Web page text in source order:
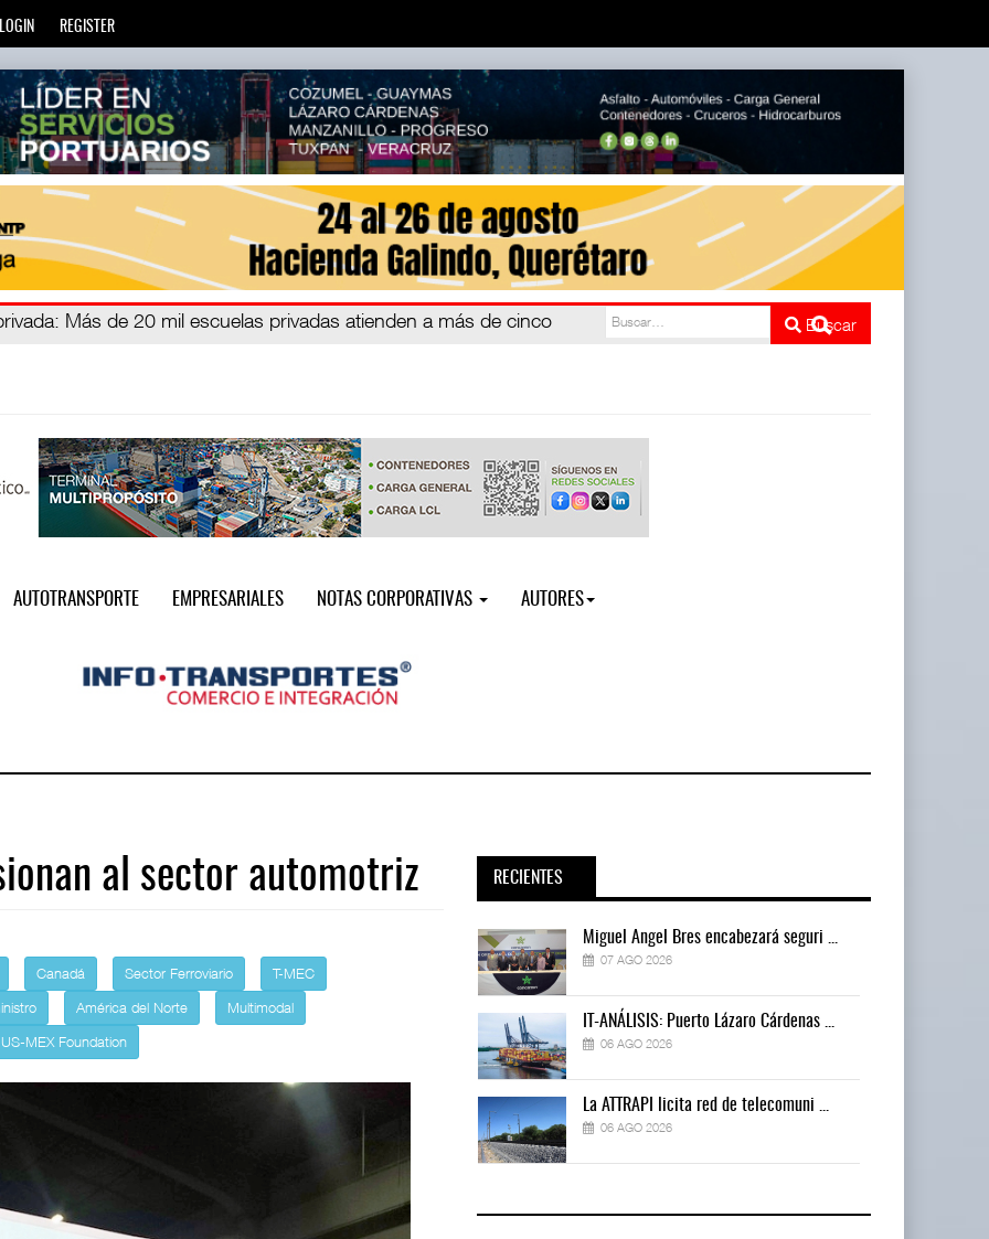
LOGIN REGISTER
: Más de 20 mil escuelas privadas atienden a más de cinco
C Buscar
AUTOTRANSPORTE EMPRESARIALES NOTAS CORPORATIVAS AUTORES
al sector automotriz
Canadá Sector Ferroviario
T-MEC
América del Norte
Multimodal
US-MEX Foundation
RECIENTES
...
...
07 AGO 2026
IT-ANÁLISIS: Puerto Lázaro Cárdenas ...
La ATTRAPI licita red de telecomuni ...
Miguel Ángel Bres encabezará seguri ...
07 AGO 2026
IT-ANÁLISIS: Puerto Lázaro Cárdenas ...
06 AGO 2026
La ATTRAPI licita red de telecomuni ...
06 AGO 2026